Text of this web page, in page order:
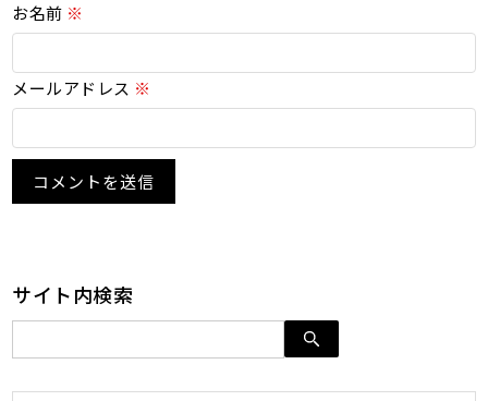
お名前 ※
メールアドレス ※
サイト内検索